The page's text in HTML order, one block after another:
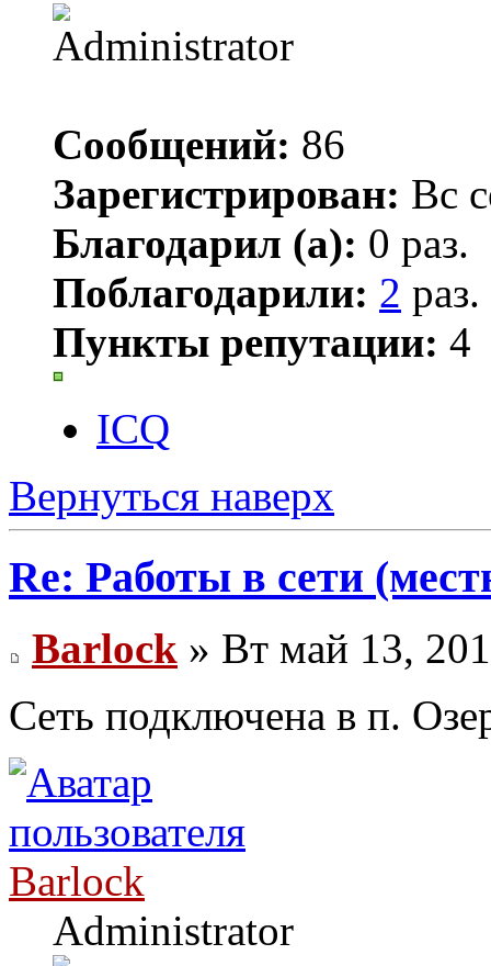
Сообщений: 86
Зарегистрирован: Вс
Благодарил (а): 0 раз.
Поблагодарили: 2 раз.
Пункты репутации: 4
ICQ
Вернуться наверх
Re: Работы в сети
Barlock » Вт май 13,
Сеть подключена в п.
Barlock
Administrator